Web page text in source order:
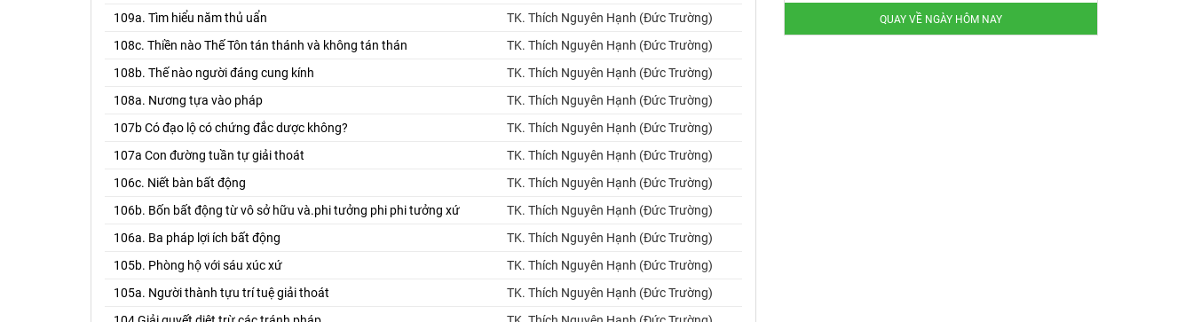
109a. Tìm hiểu năm thủ uẩn
TK. Thích Nguyên Hạnh (Đức Trường)
108c. Thiền nào Thế Tôn tán thánh và không tán thán
TK. Thích Nguyên Hạnh (Đức Trường)
108b. Thế nào người đáng cung kính
TK. Thích Nguyên Hạnh (Đức Trường)
108a. Nương tựa vào pháp
TK. Thích Nguyên Hạnh (Đức Trường)
107b Có đạo lộ có chứng đắc dược không?
TK. Thích Nguyên Hạnh (Đức Trường)
107a Con đường tuần tự giải thoát
TK. Thích Nguyên Hạnh (Đức Trường)
106c. Niết bàn bất động
TK. Thích Nguyên Hạnh (Đức Trường)
106b. Bốn bất động từ vô sở hữu và.phi tưởng phi phi tưởng xứ
TK. Thích Nguyên Hạnh (Đức Trường)
106a. Ba pháp lợi ích bất động
TK. Thích Nguyên Hạnh (Đức Trường)
105b. Phòng hộ với sáu xúc xứ
TK. Thích Nguyên Hạnh (Đức Trường)
105a. Người thành tựu trí tuệ giải thoát
TK. Thích Nguyên Hạnh (Đức Trường)
QUAY VỀ NGÀY HÔM NAY